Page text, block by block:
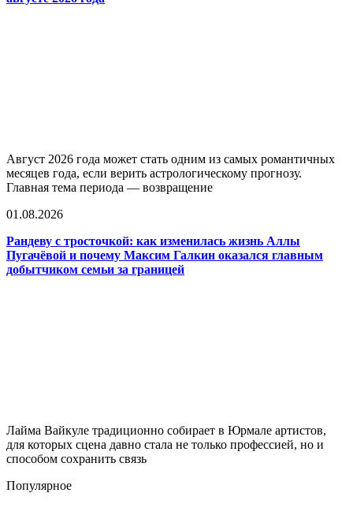
Август 2026 года может стать одним из самых романтичных
месяцев года, если верить астрологическому прогнозу.
Главная тема периода — возвращение
01.08.2026
Рандеву с тросточкой: как изменилась жизнь Аллы
Пугачёвой и почему Максим Галкин оказался главным
добытчиком семьи за границей
Лайма Вайкуле традиционно собирает в Юрмале артистов,
для которых сцена давно стала не только профессией, но и
способом сохранить связь
Популярное